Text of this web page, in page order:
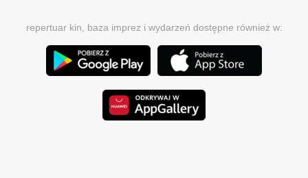
repertuar kin, baza imprez i wydarzeń dostępne również w: